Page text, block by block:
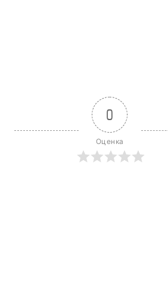
0
Оценка